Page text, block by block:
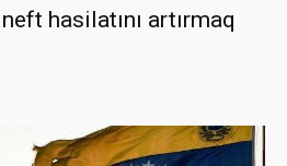
hasilatını artırmaq